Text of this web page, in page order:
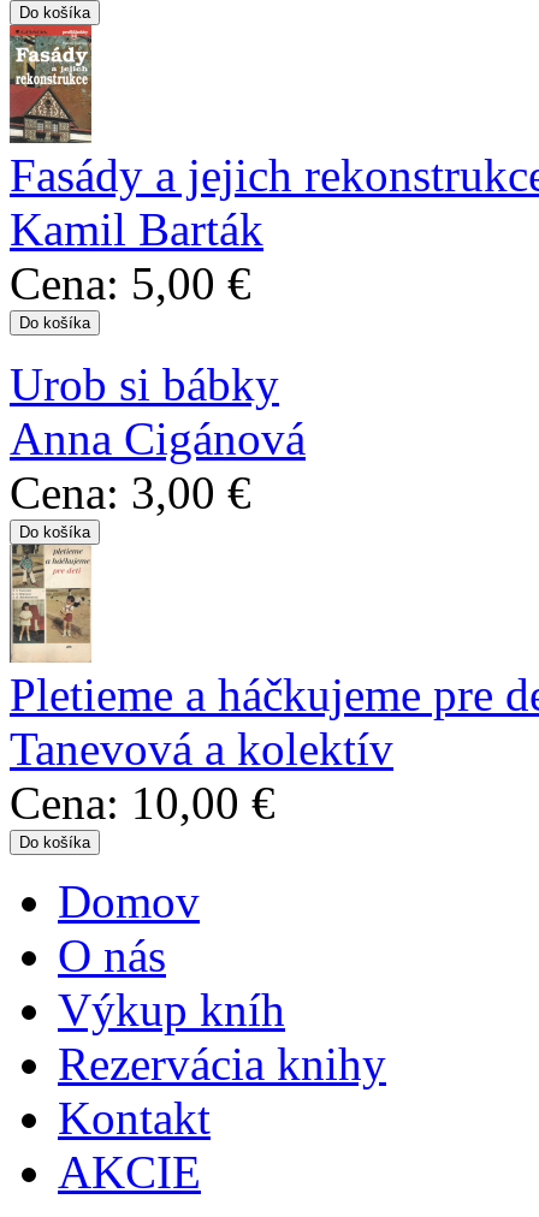
Fasády a jejich
Kamil Barták
Cena: 5,00 €
Urob si bábky
Anna Cigánová
Cena: 3,00 €
Pletieme a háčkujeme pre
Tanevová a kolektív
Cena: 10,00 €
Hlavné menu
Domov
O nás
Výkup kníh
Rezervácia knihy
Kontakt
AKCIE